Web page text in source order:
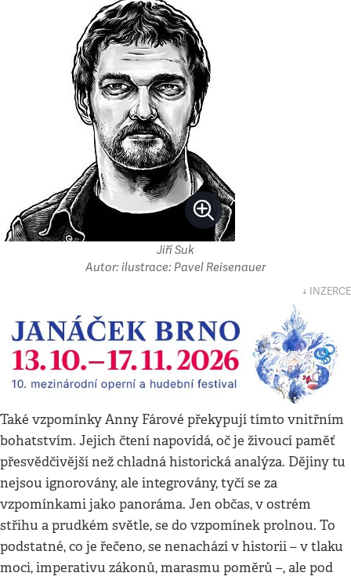
Jiří Suk
Autor: ilustrace: Pavel Reisenauer
↓ INZERCE
Také vzpomínky Anny Fárové překypují tímto vnitřním
bohatstvím. Jejich čtení napovídá, oč je živoucí paměť
přesvědčivější než chladná historická analýza. Dějiny tu
nejsou ignorovány, ale integrovány, tyčí se za
vzpomínkami jako panoráma. Jen občas, v ostrém
střihu a prudkém světle, se do vzpomínek prolnou. To
podstatné, co je řečeno, se nenachází v historii – v tlaku
moci, imperativu zákonů, marasmu poměrů –, ale pod